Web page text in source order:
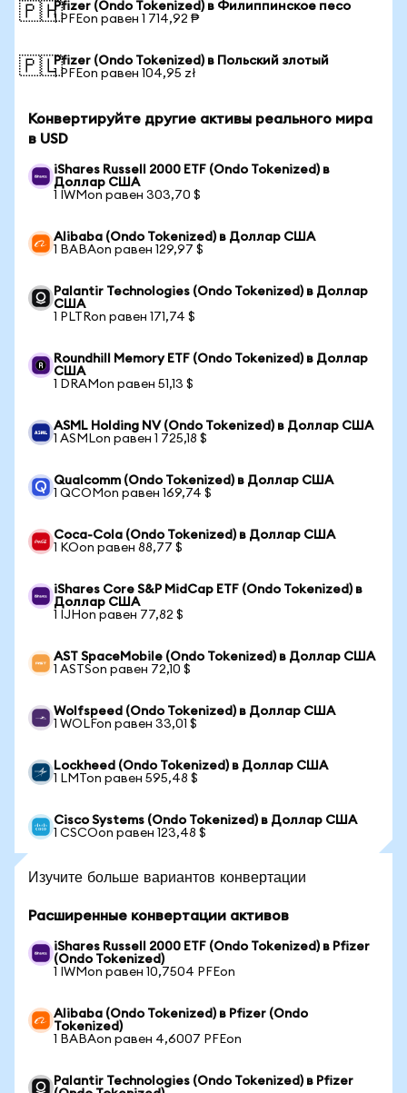
🇵🇭Pfizer (Ondo Tokenized) в Филиппинское песо
1 PFEon равен 1 714,92 ₱
🇵🇱Pfizer (Ondo Tokenized) в Польский злотый
1 PFEon равен 104,95 zł
Конвертируйте другие активы реального мира
в USD
iShares Russell 2000 ETF (Ondo Tokenized) в
Доллар США
1 IWMon равен 303,70 $
Alibaba (Ondo Tokenized) в Доллар США
1 BABAon равен 129,97 $
Palantir Technologies (Ondo Tokenized) в Доллар
США
1 PLTRon равен 171,74 $
Roundhill Memory ETF (Ondo Tokenized) в Доллар
США
1 DRAMon равен 51,13 $
ASML Holding NV (Ondo Tokenized) в Доллар США
1 ASMLon равен 1 725,18 $
Qualcomm (Ondo Tokenized) в Доллар США
1 QCOMon равен 169,74 $
Coca-Cola (Ondo Tokenized) в Доллар США
1 KOon равен 88,77 $
iShares Core S&P MidCap ETF (Ondo Tokenized) в
Доллар США
1 IJHon равен 77,82 $
AST SpaceMobile (Ondo Tokenized) в Доллар США
1 ASTSon равен 72,10 $
Wolfspeed (Ondo Tokenized) в Доллар США
1 WOLFon равен 33,01 $
Lockheed (Ondo Tokenized) в Доллар США
1 LMTon равен 595,48 $
Cisco Systems (Ondo Tokenized) в Доллар США
1 CSCOon равен 123,48 $
Изучите больше вариантов конвертации
Расширенные конвертации активов
iShares Russell 2000 ETF (Ondo Tokenized) в Pfizer
(Ondo Tokenized)
1 IWMon равен 10,7504 PFEon
Alibaba (Ondo Tokenized) в Pfizer (Ondo
Tokenized)
1 BABAon равен 4,6007 PFEon
Palantir Technologies (Ondo Tokenized) в Pfizer